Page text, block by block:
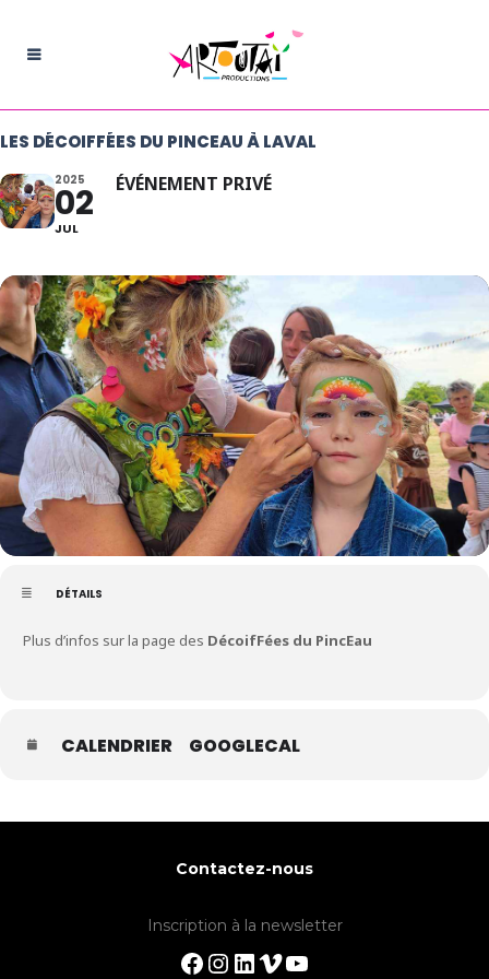
LES DÉCOIFFÉES DU PINCEAU À LAVAL
2025
02
JUL
ÉVÉNEMENT PRIVÉ
DÉTAILS
Plus d’infos sur la page des DécoifFées du PincEau
CALENDRIER GOOGLECAL
Contactez-nous
Inscription à la newsletter
Facebook Instagram LinkedIn Vimeo YouTube